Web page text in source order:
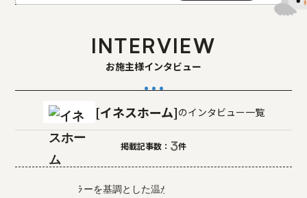
札幌(石狩･空知･後志)版
旭川(上川･留萌･宗谷)版
函館(渡島･檜山)版
帯広(十勝)版
室蘭(胆振･日高)版
釧路(釧路･根室)版
北見(オホーツク)版
INTERVIEW
お施主様インタビュー
イネスホーム のインタビュー一覧
掲載記事数： 3件